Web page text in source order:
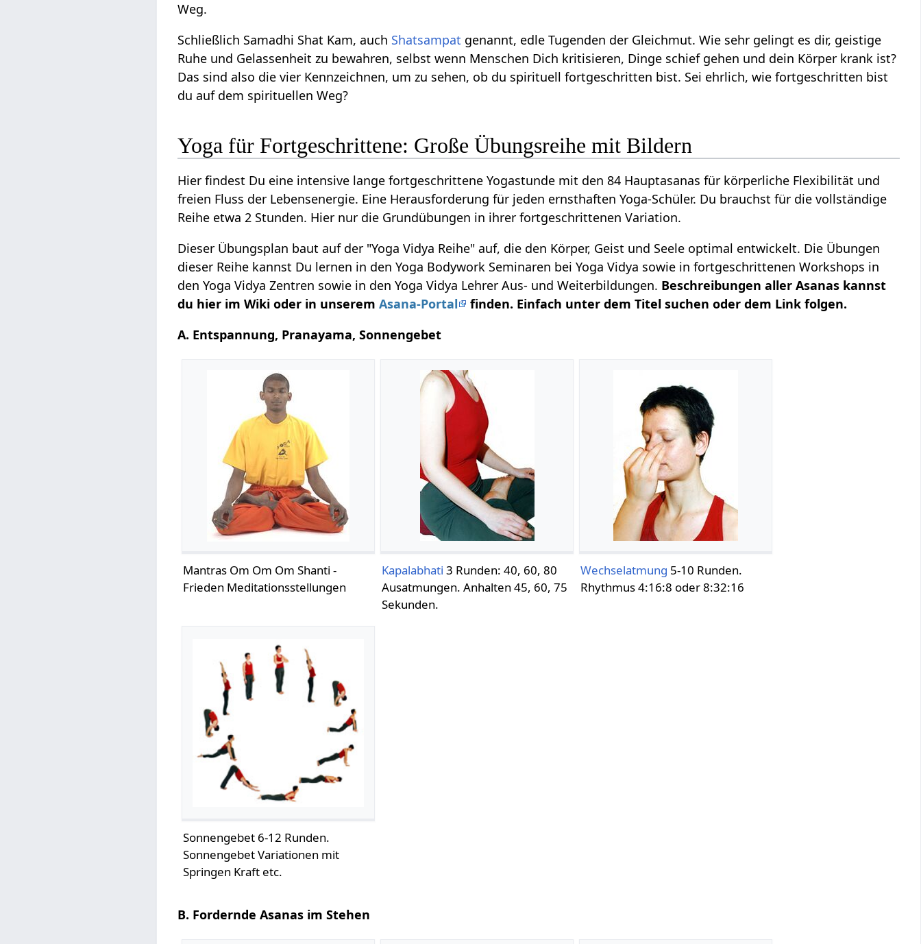
Weg.
Schließlich Samadhi Shat Kam, auch Shatsampat genannt, edle Tugenden der Gleichmut. Wie sehr gelingt es dir, geistige
Ruhe und Gelassenheit zu bewahren, selbst wenn Menschen Dich kritisieren, Dinge schief gehen und dein Körper krank ist?
Das sind also die vier Kennzeichnen, um zu sehen, ob du spirituell fortgeschritten bist. Sei ehrlich, wie fortgeschritten bist
du auf dem spirituellen Weg?
Yoga für Fortgeschrittene: Große Übungsreihe mit Bildern
Hier findest Du eine intensive lange fortgeschrittene Yogastunde mit den 84 Hauptasanas für körperliche Flexibilität und
freien Fluss der Lebensenergie. Eine Herausforderung für jeden ernsthaften Yoga-Schüler. Du brauchst für die vollständige
Reihe etwa 2 Stunden. Hier nur die Grundübungen in ihrer fortgeschrittenen Variation.
Dieser Übungsplan baut auf der "Yoga Vidya Reihe" auf, die den Körper, Geist und Seele optimal entwickelt. Die Übungen
dieser Reihe kannst Du lernen in den Yoga Bodywork Seminaren bei Yoga Vidya sowie in fortgeschrittenen Workshops in
den Yoga Vidya Zentren sowie in den Yoga Vidya Lehrer Aus- und Weiterbildungen. Beschreibungen aller Asanas kannst
du hier im Wiki oder in unseremAsana-Portal
finden. Einfach unter dem Titel suchen oder dem Link folgen.
A. Entspannung, Pranayama, Sonnengebet
Mantras Om Om Om Shanti -
Frieden Meditationsstellungen
Kapalabhati 3 Runden: 40, 60, 80
Ausatmungen. Anhalten 45, 60, 75
Sekunden.
Wechselatmung 5-10 Runden.
Rhythmus 4:16:8 oder 8:32:16
Sonnengebet 6-12 Runden.
Sonnengebet Variationen mit
Springen Kraft etc.
B. Fordernde Asanas im Stehen